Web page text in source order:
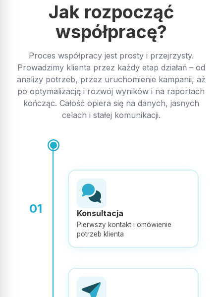
Dawid Hild
Rzetelność, bardzo dobry kontakt i zauważalne rezultaty.
Zaangażowanie oraz skuteczne działania przełożyły się na
zauważalny wzrost naszej sprzedaży. Szczególnie polecam
Pana Mateusza.
Pokaż więcejexpand_more
Szczerze polecam, indywidualne podejście do klienta
Opublikowano w Google
Jak rozpocząć
współpracę?
Proces współpracy jest prosty i przejrzysty.
Prowadzimy klienta przez każdy etap działań – od
analizy potrzeb, przez uruchomienie kampanii, aż
po optymalizację i rozwój wyników i na raportach
kończąc. Całość opiera się na danych, jasnych
celach i stałej komunikacji.
Konsultacja
Pierwszy kontakt i omówienie
potrzeb klienta
01